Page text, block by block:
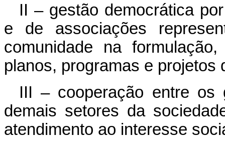
II – gestão democrática
e de associações
comunidade na
planos, programas e projetos
III – cooperação entre os
demais setores da
atendimento ao interesse